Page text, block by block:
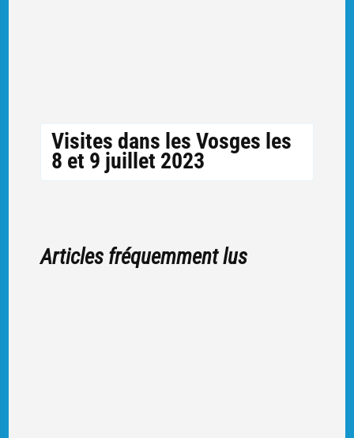
Visites dans les Vosges les
8 et 9 juillet 2023
Articles fréquemment lus